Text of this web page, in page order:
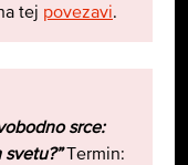
tej povezavi.
srce:
svetu?”Termin: